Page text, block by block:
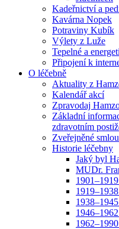
Kadeřnictví a
Kavárna Nopek
Potraviny Kubík
Výlety z Luže
Tepelné a
Připojení k
O léčebně
Aktuality z
Kalendář akcí
Zpravodaj
Základní
zdravotním
Zveřejněné
Historie léčebny
Jaký byl
MUDr.